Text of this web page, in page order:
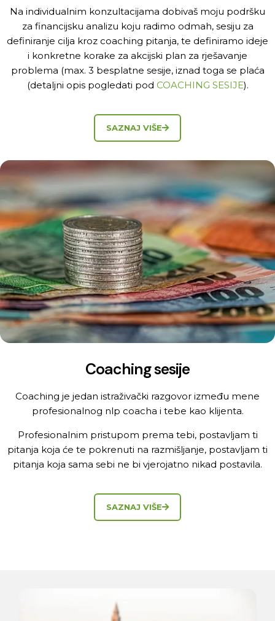
Na individualnim konzultacijama dobivaš moju podršku
za financijsku analizu koju radimo odmah, sesiju za
definiranje cilja kroz coaching pitanja, te definiramo ideje
i konkretne korake za akcijski plan za rješavanje
problema (max. 3 besplatne sesije, iznad toga se plaća
(detaljni opis pogledati pod COACHING SESIJE).
SAZNAJ VIŠE
Coaching sesije
Coaching je jedan istraživački razgovor između mene
profesionalnog nlp coacha i tebe kao klijenta.
Profesionalnim pristupom prema tebi, postavljam ti
pitanja koja će te pokrenuti na razmišljanje, postavljam ti
pitanja koja sama sebi ne bi vjerojatno nikad postavila.
SAZNAJ VIŠE